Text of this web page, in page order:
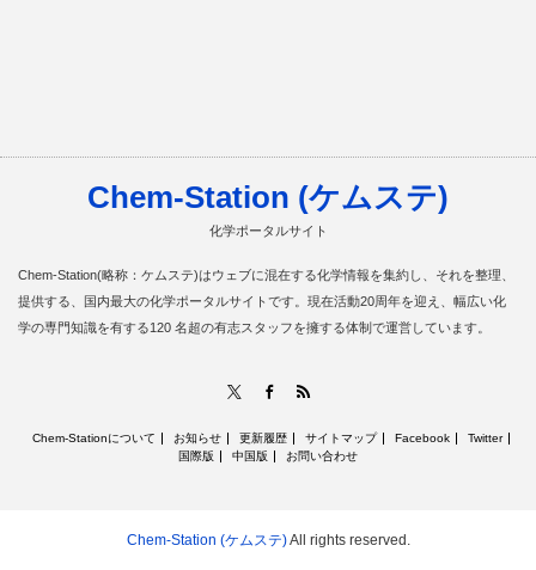
Chem-Station (ケムステ)
化学ポータルサイト
Chem-Station(略称：ケムステ)はウェブに混在する化学情報を集約し、それを整理、
提供する、国内最大の化学ポータルサイトです。現在活動20周年を迎え、幅広い化
学の専門知識を有する120 名超の有志スタッフを擁する体制で運営しています。
Facebook
Chem-Stationについて お知らせ 更新履歴 サイトマップ Facebook
Twitter
国際版
中国版 お問い合わせ
Chem-Station (ケムステ)All rights reserved.